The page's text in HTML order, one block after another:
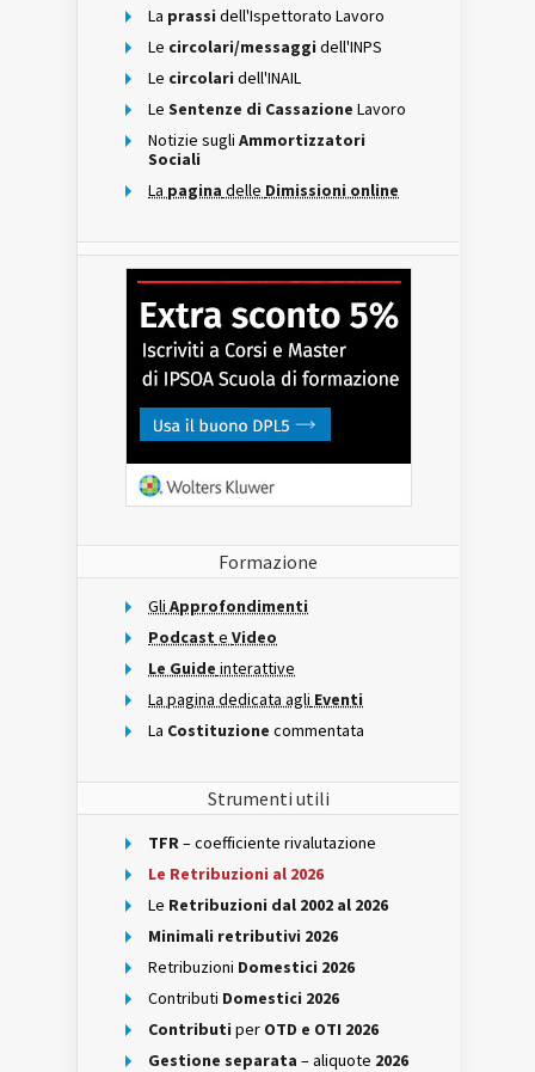
La prassi dell'Ispettorato Lavoro
Le circolari/messaggi dell'INPS
Le circolari dell'INAIL
Le Sentenze di Cassazione Lavoro
Notizie sugli Ammortizzatori
Sociali
La pagina delle Dimissioni online
Formazione
Gli Approfondimenti
Podcast e Video
Le Guide interattive
La pagina dedicata agli Eventi
La Costituzione commentata
Strumenti utili
TFR– coefficiente rivalutazione
Le Retribuzioni al 2026
Le Retribuzioni dal 2002 al 2026
Minimali retributivi 2026
Retribuzioni Domestici 2026
Contributi Domestici 2026
Contributi per OTD e OTI 2026
Gestione separata – aliquote 2026